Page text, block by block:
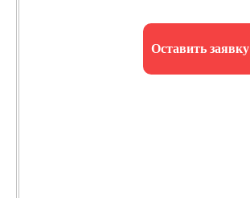
Оставить заявку